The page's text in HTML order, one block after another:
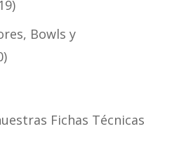
Bowls y
Fichas Técnicas